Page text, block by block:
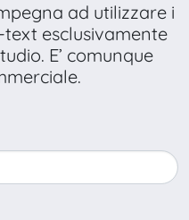
ad utilizzare i
esclusivamente
E’ comunque